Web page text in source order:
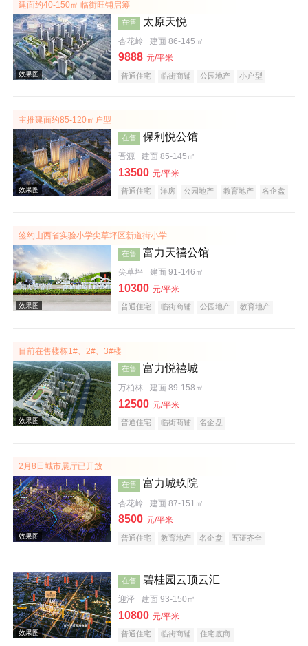
效果图
效果图
建面约40-150㎡ 临街旺铺启筹
在售 太原天悦
杏花岭 建面 86-145㎡
9888 元/平米
普通住宅 临街商铺 公园地产
小户型
主推建面约85-120㎡户型
效果图
在售 保利悦公馆
晋源 建面 85-145㎡
13500 元/平米
普通住宅 洋房 公园地产 教育地产
名企盘
签约山西省实验小学尖草坪区新道街小学
效果图
在售 富力天禧公馆
尖草坪 建面 91-146㎡
10300 元/平米
普通住宅 临街商铺 公园地产
教育地产
目前在售楼栋1#、2#、3#楼
在售 富力悦禧城
万柏林 建面 89-158㎡
12500 元/平米
普通住宅 临街商铺 名企盘
2月8日城市展厅已开放
在售 富力城玖院
杏花岭 建面 87-151㎡
8500 元/平米
普通住宅 教育地产 名企盘 五证齐全
在售 碧桂园云顶云汇
迎泽 建面 93-150㎡
10800 元/平米
普通住宅 临街商铺 住宅底商